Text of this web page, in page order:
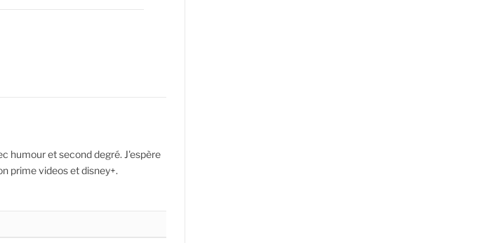
humour et second degré. J'espère
prime videos et disney+.